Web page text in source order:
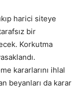
harici siteye
bir
Korkutma
kararlarını ihlal
beyanları da karar